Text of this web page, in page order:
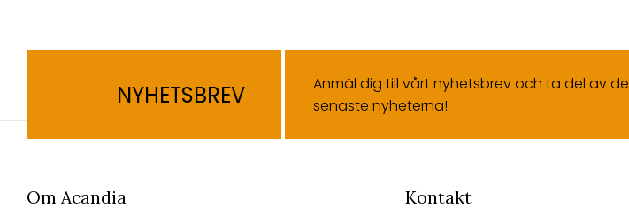
NYHETSBREV
Anmäl dig till vårt nyhetsbrev och ta del av de
senaste nyheterna!
Om Acandia Kontakt